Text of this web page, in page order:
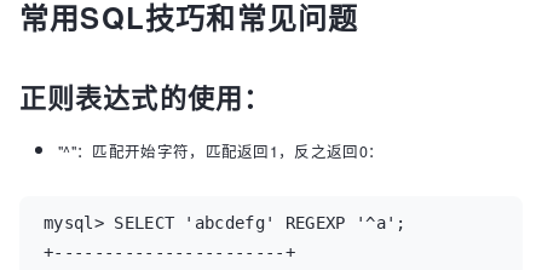
常用SQL技巧和常见问题
正则表达式的使用：
"^"：匹配开始字符，匹配返回1，反之返回0：
mysql> SELECT 'abcdefg' REGEXP '^a';
+-----------------------+